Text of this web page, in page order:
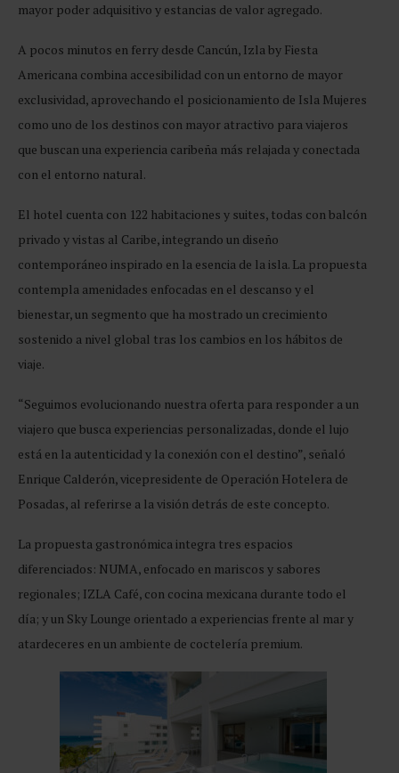
mayor poder adquisitivo y estancias de valor agregado.
A pocos minutos en ferry desde Cancún, Izla by Fiesta
Americana combina accesibilidad con un entorno de mayor
exclusividad, aprovechando el posicionamiento de Isla Mujeres
como uno de los destinos con mayor atractivo para viajeros
que buscan una experiencia caribeña más relajada y conectada
con el entorno natural.
El hotel cuenta con 122 habitaciones y suites, todas con balcón
privado y vistas al Caribe, integrando un diseño
contemporáneo inspirado en la esencia de la isla. La propuesta
contempla amenidades enfocadas en el descanso y el
bienestar, un segmento que ha mostrado un crecimiento
sostenido a nivel global tras los cambios en los hábitos de
viaje.
“Seguimos evolucionando nuestra oferta para responder a un
viajero que busca experiencias personalizadas, donde el lujo
está en la autenticidad y la conexión con el destino”, señaló
Enrique Calderón, vicepresidente de Operación Hotelera de
Posadas, al referirse a la visión detrás de este concepto.
La propuesta gastronómica integra tres espacios
diferenciados: NUMA, enfocado en mariscos y sabores
regionales; IZLA Café, con cocina mexicana durante todo el
día; y un Sky Lounge orientado a experiencias frente al mar y
atardeceres en un ambiente de coctelería premium.